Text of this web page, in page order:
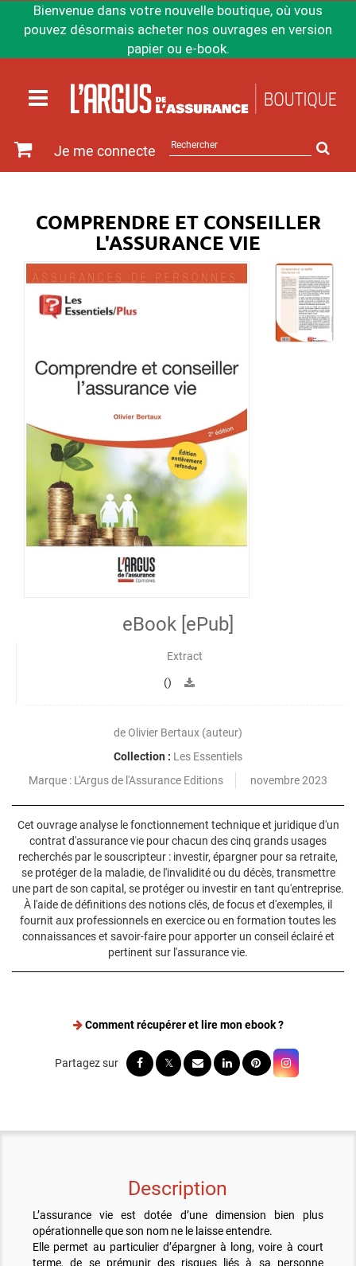
Bienvenue dans votre nouvelle boutique, où vous
pouvez désormais acheter nos ouvrages en version
papier ou e-book.
Je me connecte
Rechercher
sur
le
COMPRENDRE ET CONSEILLER
L'ASSURANCE VIE
eBook [ePub]
Extract
()
de Olivier Bertaux (auteur)
Collection : Les Essentiels
L'Argus de l'Assurance Editions
novembre 2023
Cet ouvrage analyse le fonctionnement technique et juridique d'un
contrat d'assurance vie pour chacun des cinq grands usages
recherchés par le souscripteur : investir, épargner pour sa retraite,
se protéger de la maladie, de l'invalidité ou du décès, transmettre
une part de son capital, se protéger ou investir en tant qu'entreprise.
À l'aide de définitions des notions clés, de focus et d'exemples, il
fournit aux professionnels en exercice ou en formation toutes les
connaissances et savoir-faire pour apporter un conseil éclairé et
pertinent sur l'assurance vie.
Comment récupérer et lire mon ebook ?
Description
L’assurance vie est dotée d’une dimension bien plus
opérationnelle que son nom ne le laisse entendre.
Elle permet au particulier d’épargner à long, voire à court
terme, de se prémunir des risques liés à sa personne